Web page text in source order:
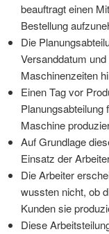
beauftragt einen
Bestellung
Die
Versanddatum
Maschinenzeiten
Einen Tag vor
Maschine
Auf Grundlage
Einsatz der
Die Arbeiter
wussten nicht, ob
Kunden sie
Diese